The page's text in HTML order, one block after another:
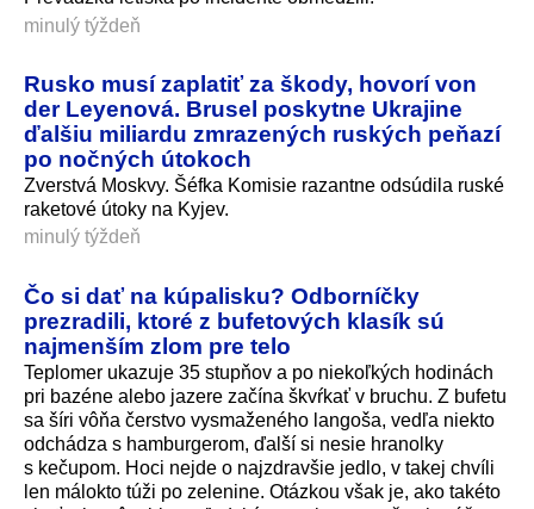
minulý týždeň
Rusko musí zaplatiť za škody, hovorí von
der Leyenová. Brusel poskytne Ukrajine
ďalšiu miliardu zmrazených ruských peňazí
po nočných útokoch
Zverstvá Moskvy. Šéfka Komisie razantne odsúdila ruské
raketové útoky na Kyjev.
minulý týždeň
Čo si dať na kúpalisku? Odborníčky
prezradili, ktoré z bufetových klasík sú
najmenším zlom pre telo
Teplomer ukazuje 35 stupňov a po niekoľkých hodinách
pri bazéne alebo jazere začína škvŕkať v bruchu. Z bufetu
sa šíri vôňa čerstvo vysmaženého langoša, vedľa niekto
odchádza s hamburgerom, ďalší si nesie hranolky
s kečupom. Hoci nejde o najzdravšie jedlo, v takej chvíli
len málokto túži po zelenine. Otázkou však je, ako takéto